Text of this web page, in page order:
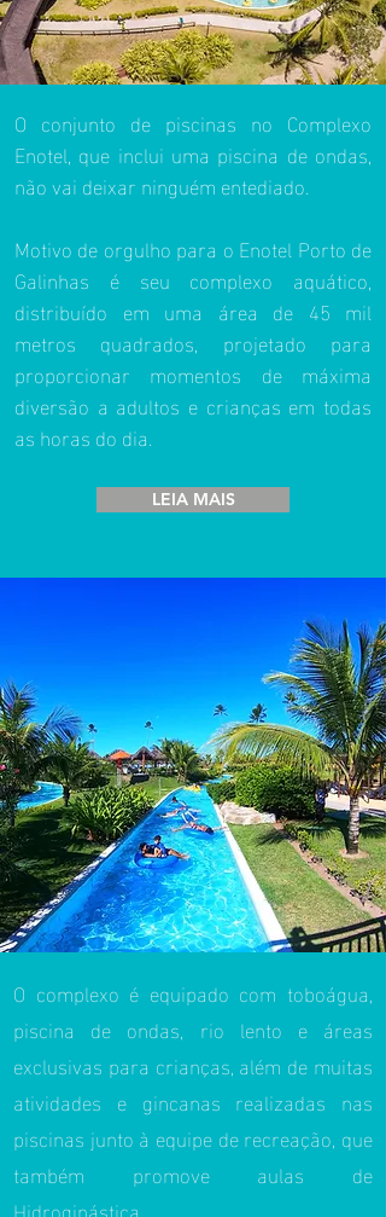
O conjunto de piscinas no Complexo
Enotel, que inclui uma piscina de ondas,
não vai deixar ninguém entediado.
Motivo de orgulho para o Enotel Porto de
Galinhas é seu complexo aquático,
distribuído em uma área de 45 mil
metros quadrados, projetado para
proporcionar momentos de máxima
diversão a adultos e crianças em todas
as horas do dia.
LEIA MAIS
O complexo é equipado com toboágua,
piscina de ondas, rio lento e áreas
exclusivas para crianças, além de muitas
atividades e gincanas realizadas nas
piscinas junto à equipe de recreação, que
também promove aulas de
Hidroginástica.